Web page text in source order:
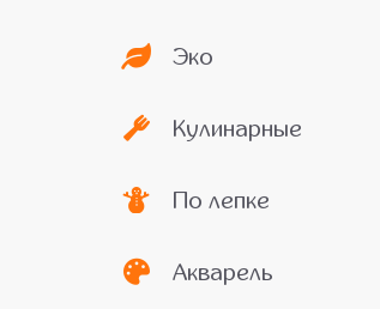
Эко
Кулинарные
По лепке
Акварель